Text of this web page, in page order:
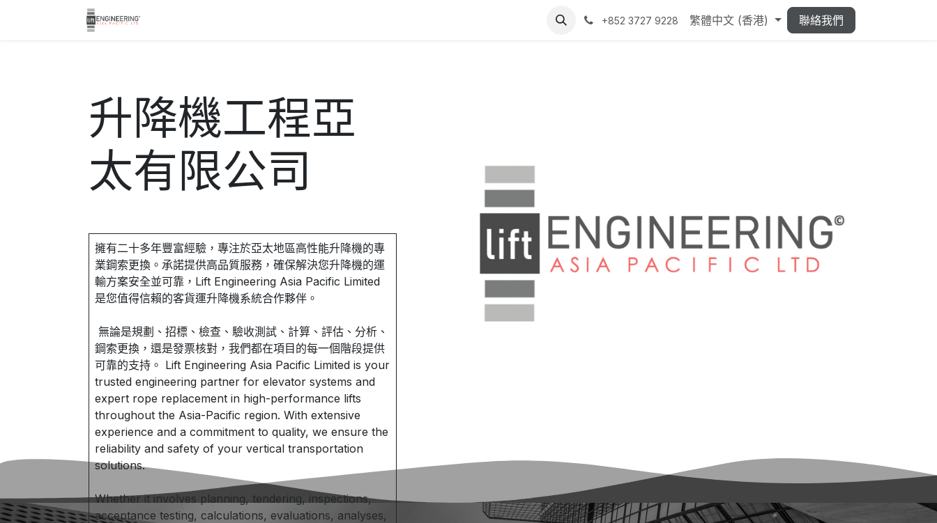
+852 3727 9228 繁體中文 (香港) 聯絡我們
升降機工程亞
太有限公司
擁有二十多年豐富經驗，專注於亞太地區高性能升降機的專
業鋼索更換。承諾提供高品質服務，確保解決您升降機的運
輸方案安全並可靠，Lift Engineering Asia Pacific Limited
是您值得信賴的客貨運升降機系統合作夥伴。
無論是規劃、招標、檢查、驗收測試、計算、評估、分析、
鋼索更換，還是發票核對，我們都在項目的每一個階段提供
可靠的支持。 Lift Engineering Asia Pacific Limited is your
trusted engineering partner for elevator systems and
expert rope replacement in high-performance lifts
throughout the Asia-Pacific region. With extensive
experience and a commitment to quality, we ensure the
reliability and safety of your vertical transportation
solutions.
Whether it involves planning, tendering, inspections,
acceptance testing, calculations, evaluations, analyses,